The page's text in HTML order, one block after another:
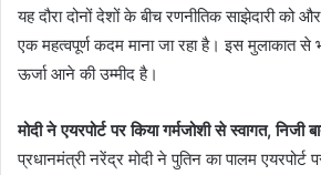
यह दौरा दोनों देशों के बीच रणनीतिक साझेदारी को
एक महत्वपूर्ण कदम माना जा रहा है। इस मुलाकात
ऊर्जा आने की उम्मीद है।
मोदी ने एयरपोर्ट पर किया गर्मजोशी से स्वागत, निजी
प्रधानमंत्री नरेंद्र मोदी ने पुतिन का पालम एयरपोर्ट